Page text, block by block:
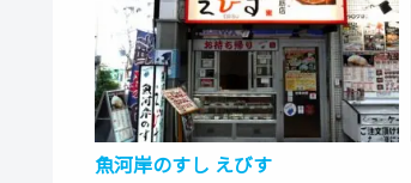
魚河岸のすし えびす